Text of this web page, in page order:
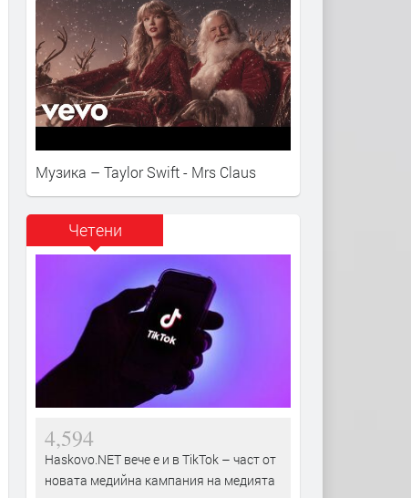
Музика – Taylor Swift - Mrs Claus
Четени
4,594
Haskovo.NET вече е и в TikTok – част от
новата медийна кампания на медията